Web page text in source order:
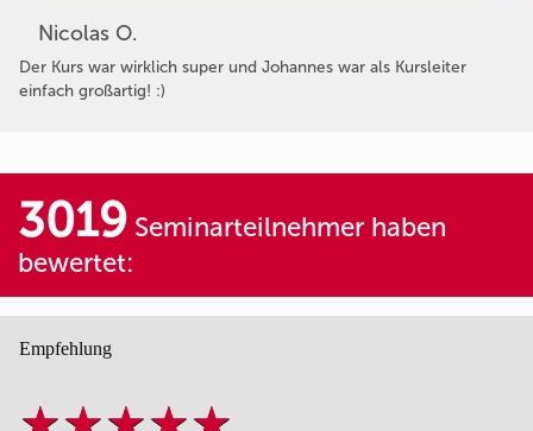
Nicolas O.
Der Kurs war wirklich super und Johannes war als Kursleiter
einfach großartig! :)
3019 Seminarteilnehmer haben
bewertet:
Empfehlung